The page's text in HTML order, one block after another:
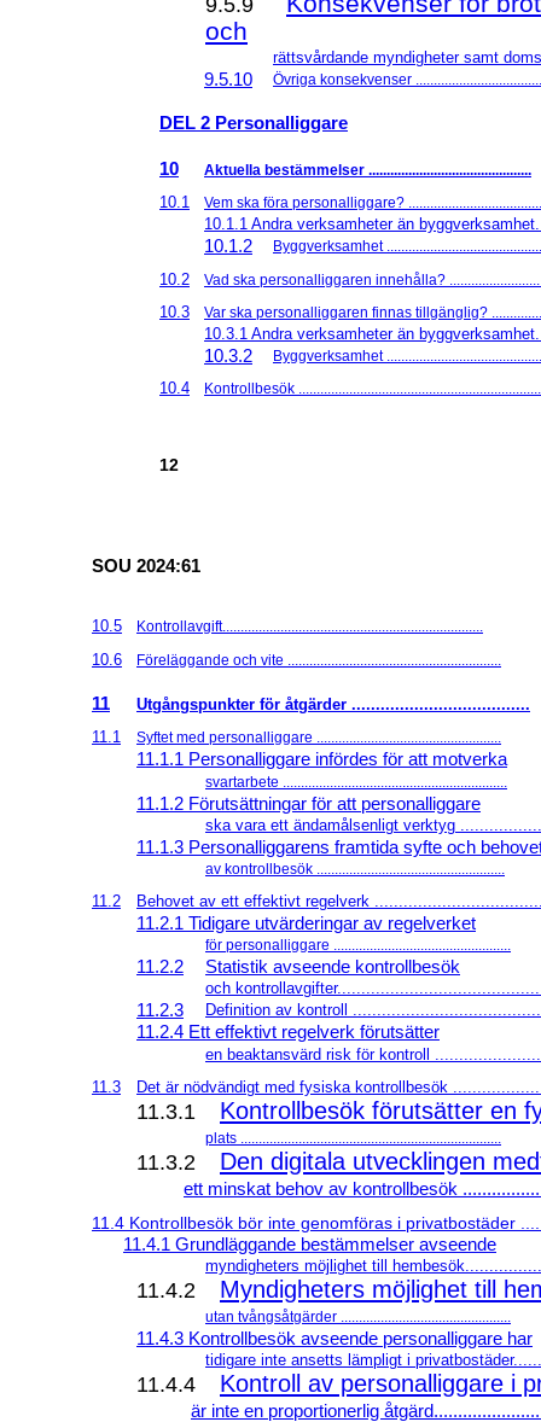
9.5.9
och
rättsvårdande myndigheter samt
9.5.10 Övriga konsekvenser
DEL 2 Personalliggare
10 Aktuella bestämmelser .............................................
10.1 Vem ska föra personalliggare?
10.1.1 Andra verksamheter än
10.1.2 Byggverksamhet
10.2 Vad ska personalliggaren innehålla?
10.3 Var ska personalliggaren finnas tillgänglig?
10.3.1 Andra verksamheter än
10.3.2 Byggverksamhet
10.4 Kontrollbesök
12
SOU 2024:61
10.5 Kontrollavgift........................................................................
10.6 Föreläggande och vite ...........................................................
11
Utgångspunkter för åtgärder .....................................
11.1
Syftet med personalliggare ...................................................
11.1.1 Personalliggare infördes för att motverka
svartarbete ..............................................................
11.1.2 Förutsättningar för att personalliggare
ska vara ett ändamålsenligt verktyg
11.1.3 Personalliggarens framtida syfte och
av kontrollbesök ....................................................
11.2 Behovet av ett effektivt regelverk
11.2.1 Tidigare utvärderingar av regelverket
för personalliggare .................................................
11.2.2 Statistik avseende kontrollbesök
och
11.2.3 Definition av kontroll
11.2.4 Ett effektivt regelverk förutsätter
en beaktansvärd risk för kontroll
11.3
Det är nödvändigt med fysiska kontrollbesök
11.3.1 Kontrollbesök förutsätter en
plats ........................................................................
11.3.2 Den digitala utvecklingen
ett minskat behov av kontrollbesök
11.4 Kontrollbesök bör inte genomföras i privatbostäder
11.4.1 Grundläggande bestämmelser avseende
myndigheters möjlighet till
11.4.2 Myndigheters möjlighet till
utan tvångsåtgärder ...............................................
11.4.3 Kontrollbesök avseende personalliggare har
tidigare inte ansetts lämpligt i privatbostäder......
11.4.4 Kontroll av personalliggare i
är inte en proportionerlig